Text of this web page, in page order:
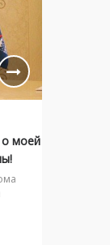
о моей